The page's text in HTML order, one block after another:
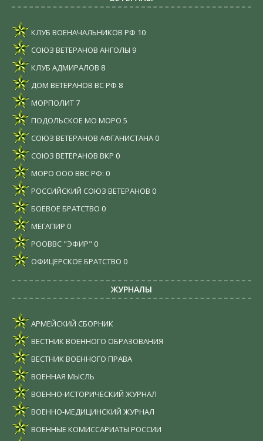
КЛУБ ВОЕНАЧАЛЬНИКОВ РФ 10
СОЮЗ ВЕТЕРАНОВ АНГОЛЫ 9
КЛУБ АДМИРАЛОВ 8
ДОМ ВЕТЕРАНОВ ВС РФ 8
МОРПОЛИТ7
ПОДОЛЬСКОЕ МО МОРО 5
СОЮЗ ВЕТЕРАНОВ АФГАНИСТАНА 0
СОЮЗ ВЕТЕРАНОВ ВКР 0
МОРО ООО ВВС РФ: 0
РОССИЙСКИЙ СОЮЗ ВЕТЕРАНОВ 0
БОЕВОЕ БРАТСТВО 0
МЕГАПИР 0
РООВВС "ЭФИР" 0
ОФИЦЕРСКОЕ БРАТСТВО 0
ЖУРНАЛЫ
АРМЕЙСКИЙ СБОРНИК
ВЕСТНИК ВОЕННОГО ОБРАЗОВАНИЯ
ВЕСТНИК ВОЕННОГО ПРАВА
ВОЕННАЯ МЫСЛЬ
ВОЕННО-ИСТОРИЧЕСКИЙ ЖУРНАЛ
ВОЕННО-МЕДИЦИНСКИЙ ЖУРНАЛ
ВОЕННЫЕ КОМИССАРИАТЫ РОССИИ